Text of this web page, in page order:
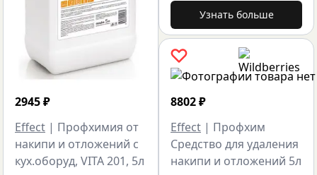
2945₽
Effect | Профхимия от
накипи и отложений с
кух.оборуд, VITA 201, 5л
Узнать больше
8802₽
Effect | Профхим
Средство для удаления
накипи и отложений 5л